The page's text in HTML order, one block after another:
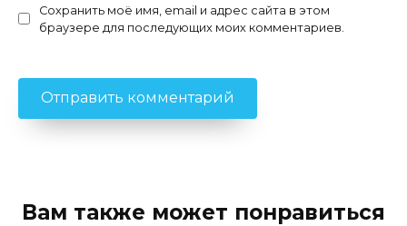
Сохранить моё имя, email и адрес сайта в этом
браузере для последующих моих комментариев.
Вам также может понравиться